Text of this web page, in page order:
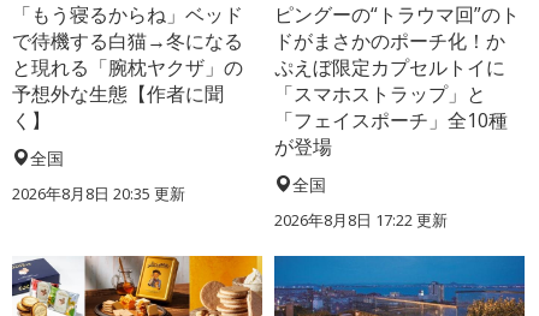
「もう寝るからね」ベッド
で待機する白猫→冬になる
と現れる「腕枕ヤクザ」の
予想外な生態【作者に聞
く】
全国
2026年8月8日 20:35 更新
ピングーの“トラウマ回”のト
ドがまさかのポーチ化！か
ぷえぼ限定カプセルトイに
「スマホストラップ」と
「フェイスポーチ」全10種
が登場
全国
2026年8月8日 17:22更新